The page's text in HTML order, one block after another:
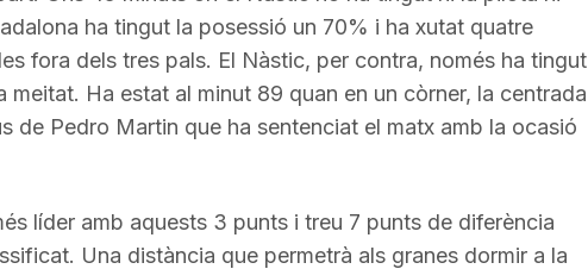
ha tingut la posessió un 70% i ha xutat quatre
fora dels tres pals. El Nàstic, per contra, només ha tingut
meitat. Ha estat al minut 89 quan en un còrner, la centrada
de Pedro Martin que ha sentenciat el matx amb la ocasió
líder amb aquests 3 punts i treu 7 punts de diferència
Una distància que permetrà als granes dormir a la